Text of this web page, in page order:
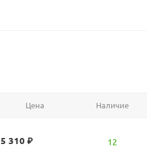
Цена Наличие
5 310 ₽ 12